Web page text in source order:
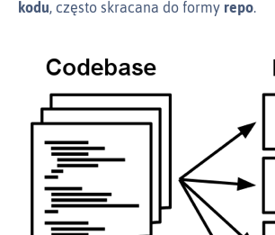
kodu , często skracana do formy repo